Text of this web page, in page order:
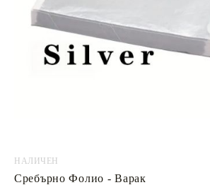
НАЛИЧЕН
Сребърно Фолио - Варак